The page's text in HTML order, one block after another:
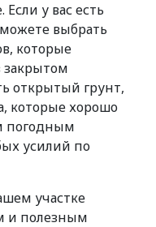
у вас есть
выбрать
которые
закрытом
открытый грунт,
которые хорошо
погодным
усилий по
участке
и полезным